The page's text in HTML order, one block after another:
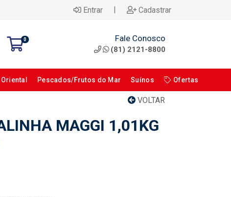
Entrar | Cadastrar
0 Fale Conosco
(81) 2121-8800
Oriental Pescados/Frutos do Mar Suínos Ofertas
VOLTAR
MAGGI 1,01KG